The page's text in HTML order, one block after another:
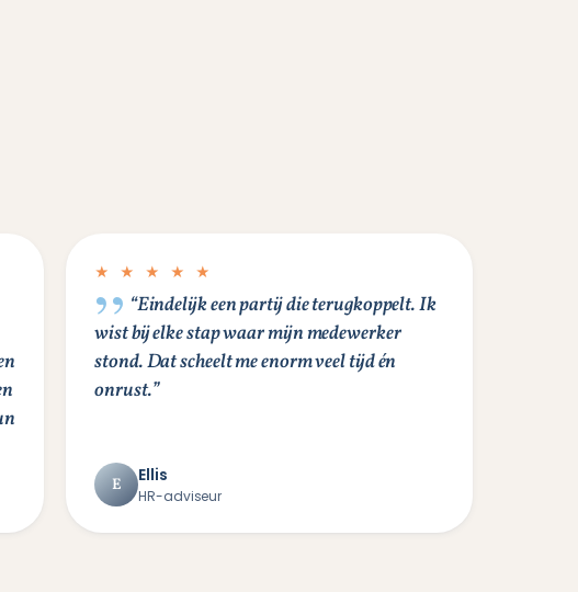
★ ★ ★ ★ ★
“Eindelijk een partij die terugkoppelt. Ik
wist bij elke stap waar mijn medewerker
stond. Dat scheelt me enorm veel tijd én
onrust.”
E Ellis
HR-adviseur